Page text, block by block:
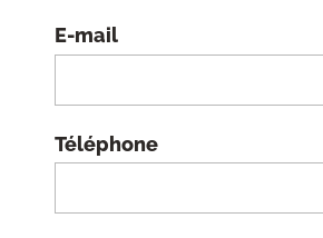
E-mail
Téléphone